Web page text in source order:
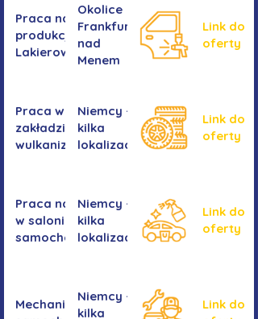
Praca na
produkcji -
Lakierowanie
Okolice
Frankfurtu
nad
Menem
Link do
oferty
Praca w
zakładzie
wulkanizacyjnym
Niemcy -
kilka
lokalizacji
Link do
oferty
Praca na myjni
w salonie
samochodowym
Niemcy -
kilka
lokalizacji
Link do
oferty
Mechanika
Niemcy -
kilka
Link do